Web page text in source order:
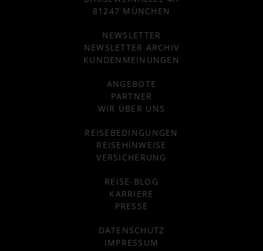
81247 MÜNCHEN
NEWSLETTER
NEWSLETTER ARCHIV
KUNDENMEINUNGEN
ANGEBOTE
PARTNER
WIR ÜBER UNS
REISEBEDINGUNGEN
REISEHINWEISE
VERSICHERUNG
REISE-BLOG
KARRIERE
PRESSE
DATENSCHUTZ
IMPRESSUM